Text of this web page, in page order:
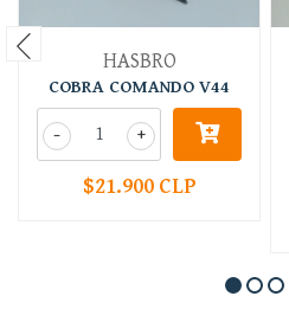
HASBRO
COBRA COMANDO V44
+
-
$21.900 CLP